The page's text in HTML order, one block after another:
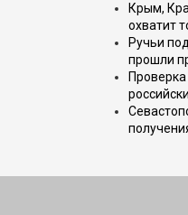
Крым,
охватит
Ручьи
прошли